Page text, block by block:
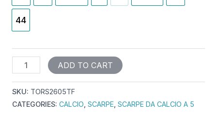
44
ADD TO CART
SKU: TORS2605TF
CATEGORIES: CALCIO, SCARPE, SCARPE DA CALCIO A 5